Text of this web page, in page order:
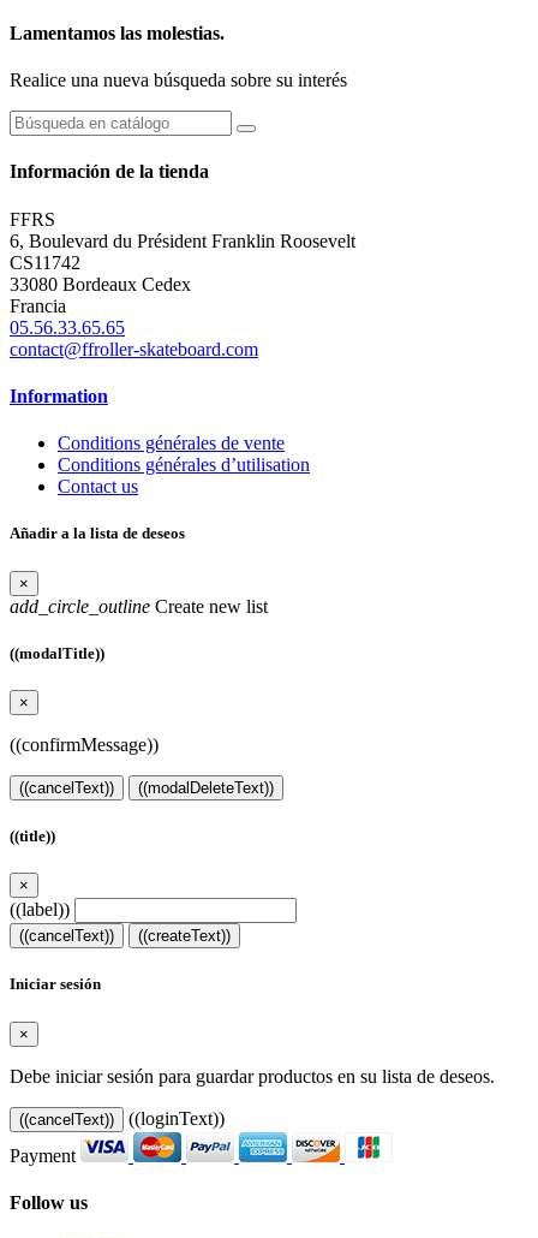
Lamentamos las molestias.
Realice una nueva búsqueda sobre su interés
Información de la tienda
FFRS
6, Boulevard du Président Franklin Roosevelt
CS11742
33080 Bordeaux Cedex
Francia
05.56.33.65.65
contact@ffroller-skateboard.com
Information
Conditions générales de vente
Conditions générales d’utilisation
Contact us
Añadir a la lista de deseos
×
add_circle_outline Create new list
((modalTitle))
×
((confirmMessage))
((cancelText)) ((modalDeleteText))
((title))
×
((label))
((cancelText)) ((createText))
Iniciar sesión
×
Debe iniciar sesión para guardar productos en su lista de deseos.
((cancelText))
((loginText))
Payment
Follow us